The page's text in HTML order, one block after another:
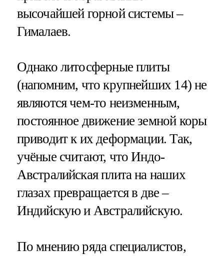
высочайшей горной системы –
Гималаев.
Однако литосферные плиты
(напомним, что крупнейших 14) не
являются чем-то неизменным,
постоянное движение земной коры
приводит к их деформации. Так,
учёные считают, что Индо-
Австралийская плита на наших
глазах превращается в две –
Индийскую и Австралийскую.
По мнению ряда специалистов,